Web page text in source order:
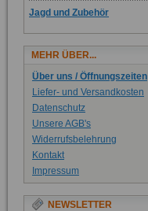
Jagd und Zubehör
MEHR ÜBER...
Über uns / Öffnungszeiten
Liefer- und Versandkosten
Datenschutz
Unsere AGB's
Widerrufsbelehrung
Kontakt
Impressum
NEWSLETTER